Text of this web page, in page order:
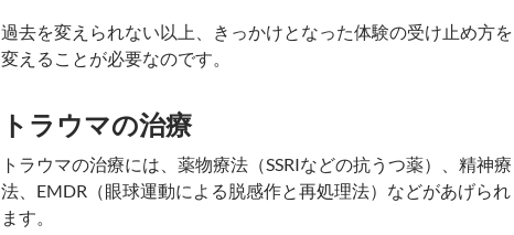
過去を変えられない以上、きっかけとなった体験の受け止め方を
変えることが必要なのです。
トラウマの治療
トラウマの治療には、薬物療法（SSRIなどの抗うつ薬）、精神療
法、EMDR（眼球運動による脱感作と再処理法）などがあげられ
ます。